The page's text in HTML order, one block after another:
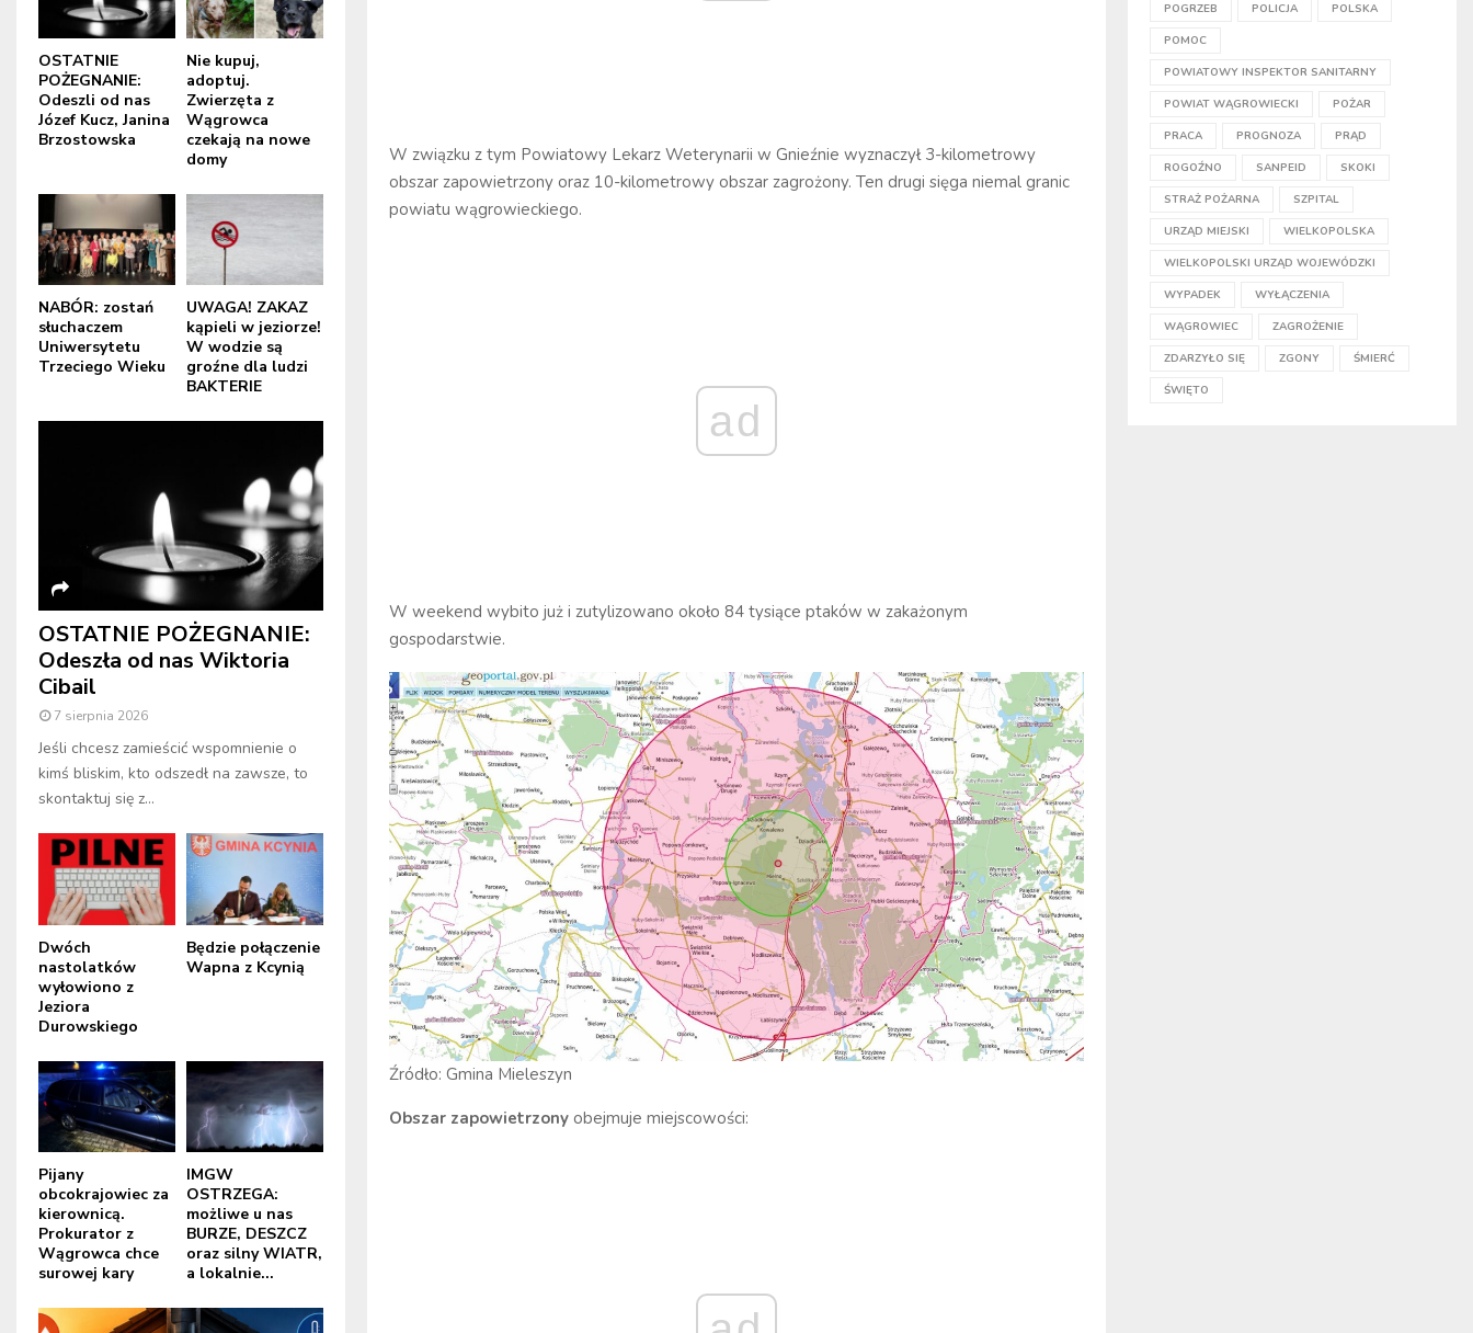
W związku z tym Powiatowy Lekarz Weterynarii w Gnieźnie wyznaczył 3-kilometrowy
obszar zapowietrzony oraz 10-kilometrowy obszar zagrożony. Ten drugi sięga niemal granic
powiatu wągrowieckiego.
ad
W weekend wybito już i zutylizowano około 84 tysiące ptaków w zakażonym
gospodarstwie.
Źródło: Gmina Mieleszyn
Obszar zapowietrzony obejmuje miejscowości:
OSTATNIE
POŻEGNANIE:
Odeszli od nas
Józef Kucz, Janina
Brzostowska
Nie kupuj,
adoptuj.
Zwierzęta z
Wągrowca
czekają na nowe
domy
NABÓR: zostań
słuchaczem
Uniwersytetu
Trzeciego Wieku
UWAGA! ZAKAZ
kąpieli w jeziorze!
W wodzie są
groźne dla ludzi
BAKTERIE
OSTATNIE POŻEGNANIE:
Odeszła od nas Wiktoria
Cibail
7 sierpnia 2026
Jeśli chcesz zamieścić wspomnienie o
kimś bliskim, kto odszedł na zawsze, to
skontaktuj się z...
Dwóch
nastolatków
wyłowiono z
Jeziora
Durowskiego
Będzie połączenie
Wapna z Kcynią
Pijany
obcokrajowiec za
kierownicą.
Prokurator z
Wągrowca chce
surowej kary
IMGW
OSTRZEGA:
możliwe u nas
BURZE, DESZCZ
oraz silny WIATR,
a lokalnie...
POGRZEB POLICJA POLSKA
POMOC
POWIATOWY INSPEKTOR SANITARNY
POWIAT WĄGROWIECKI POŻAR
PRACA PROGNOZA PRĄD
ROGOŹNO SANPEID SKOKI
STRAŻ POŻARNA SZPITAL
URZĄD MIEJSKI WIELKOPOLSKA
WIELKOPOLSKI URZĄD WOJEWÓDZKI
WYPADEK WYŁĄCZENIA
WĄGROWIEC ZAGROŻENIE
ZDARZYŁO SIĘ ZGONY ŚMIERĆ
ŚWIĘTO